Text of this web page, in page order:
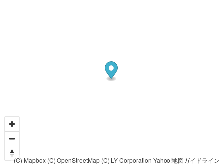
(C) Mapbox (C) OpenStreetMap (C) LY Corporation Yahoo!地図ガイドライン